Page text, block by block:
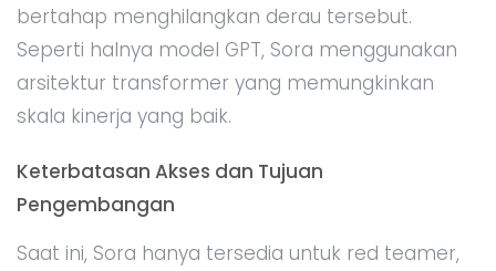
bertahap menghilangkan derau tersebut.
Seperti halnya model GPT, Sora menggunakan
arsitektur transformer yang memungkinkan
skala kinerja yang baik.
Keterbatasan Akses dan Tujuan
Pengembangan
Saat ini, Sora hanya tersedia untuk red teamer,